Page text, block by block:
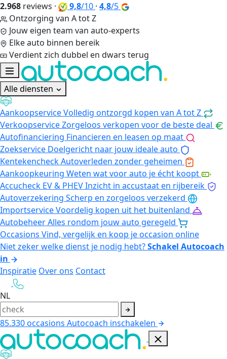
2.968 reviews · 9,8/10 · 4,8/5
Ontzorging van A tot Z
Jouw eigen team van auto-experts
Elke auto binnen bereik
Verdient zich dubbel en dwars terug
Alle diensten
AankoopserviceVolledig ontzorgd kopen van A tot Z
VerkoopserviceZorgeloos verkopen voor de beste deal
Autofinanciering Financieren en leasen op maat
Zoekservice Doelgericht naar jouw ideale auto
KentekencheckAutoverleden zonder geheimen
Aankoopkeuring Weten wat voor auto je écht koopt
Accucheck EV & PHEVInzicht in accustaat en rijbereik
Autoverzekering Scherp en zorgeloos verzekerd
ImportserviceVoordelig kopen uit het buitenland
AutobeheerAlles rondom jouw auto geregeld
Occasions Vind, vergelijk en koop je occasion online
Niet zeker welke dienst je nodig hebt?Schakel Autocoach
in
Inspiratie Over ons Contact
NL
85.330occasions Autocoach inschakelen